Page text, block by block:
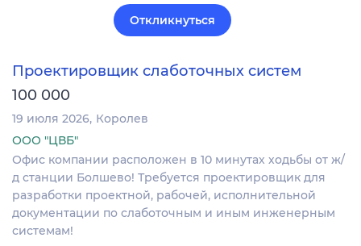
Откликнуться
Проектировщик слаботочных систем
100 000
19 июля 2026 Королев
ООО "ЦВБ"
Офис компании расположен в 10 минутах ходьбы от ж/
д станции Болшево! Требуется проектировщик для
разработки проектной, рабочей, исполнительной
документации по слаботочным и иным инженерным
системам!